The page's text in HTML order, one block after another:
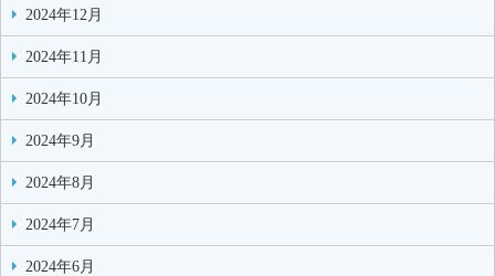
2024年12月
2024年11月
2024年10月
2024年9月
2024年8月
2024年7月
2024年6月